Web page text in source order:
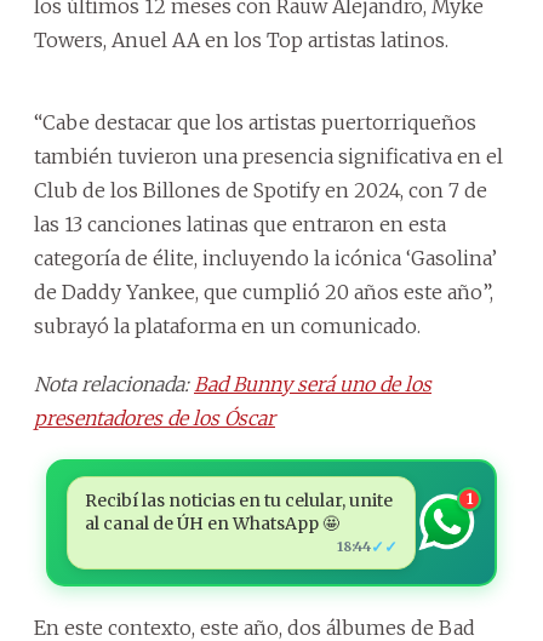
los últimos 12 meses con Rauw Alejandro, Myke
Towers, Anuel AA en los Top artistas latinos.
“Cabe destacar que los artistas puertorriqueños
también tuvieron una presencia significativa en el
Club de los Billones de Spotify en 2024, con 7 de
las 13 canciones latinas que entraron en esta
categoría de élite, incluyendo la icónica ‘Gasolina’
de Daddy Yankee, que cumplió 20 años este año”,
subrayó la plataforma en un comunicado.
Nota relacionada: Bad Bunny será uno de los
presentadores de los Óscar
Recibí las noticias en tu celular, unite
al canal de ÚH en WhatsApp 🤩
18:44✓✓
1
En este contexto, este año, dos álbumes de Bad